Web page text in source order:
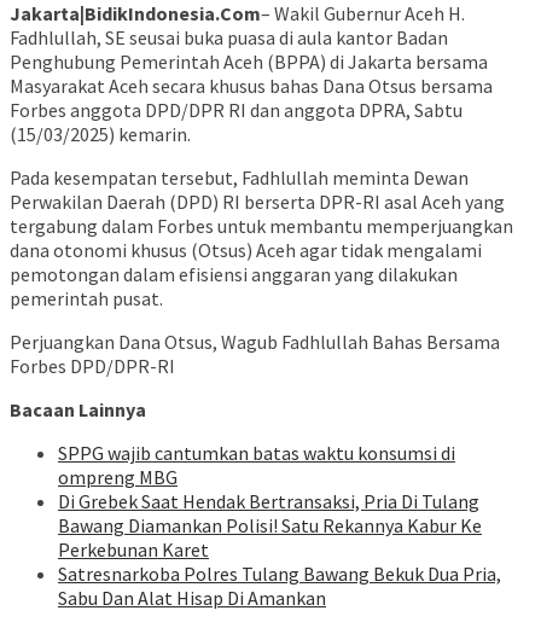
Jakarta|BidikIndonesia.Com– Wakil Gubernur Aceh H.
Fadhlullah, SE seusai buka puasa di aula kantor Badan
Penghubung Pemerintah Aceh (BPPA) di Jakarta bersama
Masyarakat Aceh secara khusus bahas Dana Otsus bersama
Forbes anggota DPD/DPR RI dan anggota DPRA, Sabtu
(15/03/2025) kemarin.
Pada kesempatan tersebut, Fadhlullah meminta Dewan
Perwakilan Daerah (DPD) RI berserta DPR-RI asal Aceh yang
tergabung dalam Forbes untuk membantu memperjuangkan
dana otonomi khusus (Otsus) Aceh agar tidak mengalami
pemotongan dalam efisiensi anggaran yang dilakukan
pemerintah pusat.
Perjuangkan Dana Otsus, Wagub Fadhlullah Bahas Bersama
Forbes DPD/DPR-RI
Bacaan Lainnya
SPPG wajib cantumkan batas waktu konsumsi di
ompreng MBG
Di Grebek Saat Hendak Bertransaksi, Pria Di Tulang
Bawang Diamankan Polisi! Satu Rekannya Kabur Ke
Perkebunan Karet
Satresnarkoba Polres Tulang Bawang Bekuk Dua Pria,
Sabu Dan Alat Hisap Di Amankan